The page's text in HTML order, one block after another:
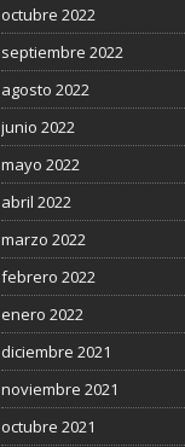
octubre 2022
septiembre 2022
agosto 2022
junio 2022
mayo 2022
abril 2022
marzo 2022
febrero 2022
enero 2022
diciembre 2021
noviembre 2021
octubre 2021